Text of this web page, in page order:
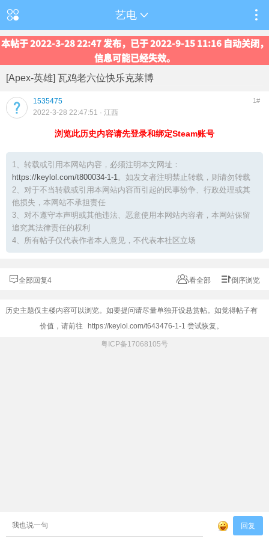
艺电
本帖于 2022-3-28 22:47 发布，已于 2022-9-15 11:16 自动关闭，
信息可能已经失效。
[Apex-英雄] 瓦鸡老六位快乐克莱博
1535475 1#
2022-3-28 22:47:51 · 江西
浏览此历史内容请先登录和绑定Steam账号
1、转载或引用本网站内容，必须注明本文网址：
https://keylol.com/t800034-1-1。如发文者注明禁止转载，则请勿转载
2、对于不当转载或引用本网站内容而引起的民事纷争、行政处理或其
他损失，本网站不承担责任
3、对不遵守本声明或其他违法、恶意使用本网站内容者，本网站保留
追究其法律责任的权利
4、所有帖子仅代表作者本人意见，不代表本社区立场
全部回复4 看全部 倒序浏览
历史主题仅主楼内容可以浏览。如要提问请尽量单独开设悬赏帖。如觉得帖子有
价值，请前往
https://keylol.com/t643476-1-1 尝试恢复。
粤ICP备17068105号